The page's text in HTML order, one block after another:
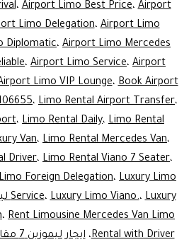
،Airport Limo Best Price،Airport
Limo Delegation،Airport Limo
Diplomatic، Airport Limo Mercedes
، Airport Limo Service، Airport
Limo VIP Lounge،Book Airport
، Limo Rental Airport Transfer،
، Limo Rental Daily، Limo Rental
Van، Limo Rental Mercedes Van،
Driver، Limo Rental Viano 7 Seater،
Foreign Delegation، Luxury Limo
Service،Luxury Limo Viano.،Luxury ليموزين استقبال VIP
، Rent Limousine Mercedes Van Limo
Rental with Driver،ايجار ليموزين 7 مقاعد